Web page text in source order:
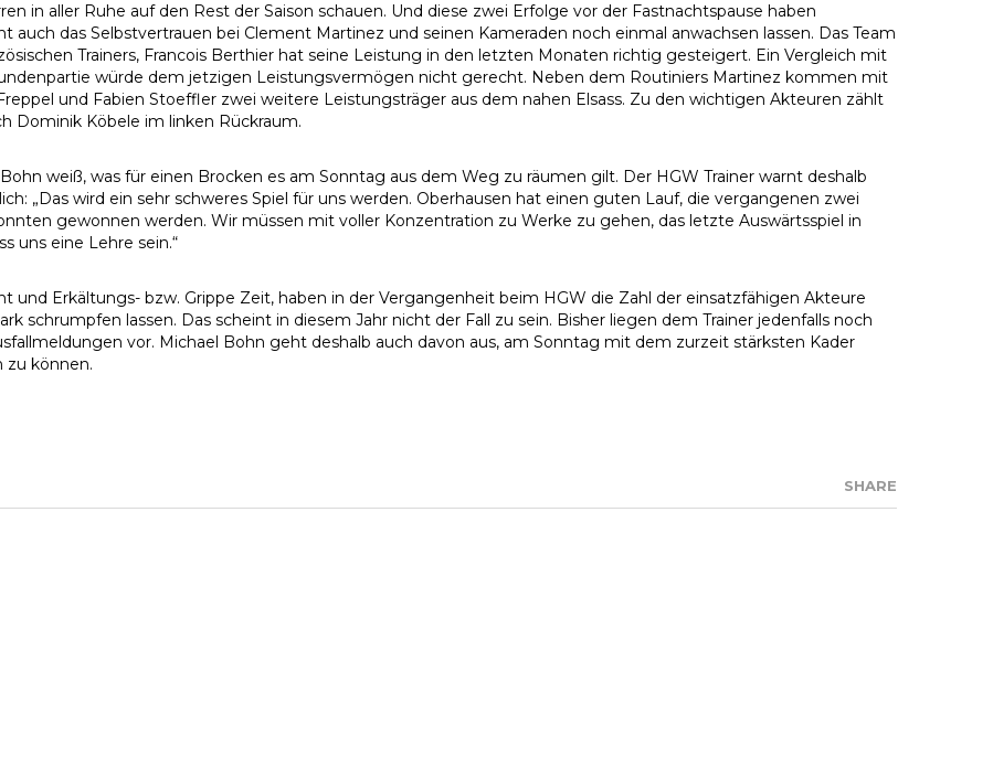
in aller Ruhe auf den Rest der Saison schauen. Und diese zwei Erfolge vor der Fastnachtspause haben
auch das Selbstvertrauen bei Clement Martinez und seinen Kameraden noch einmal anwachsen lassen. Das Team
Trainers, Francois Berthier hat seine Leistung in den letzten Monaten richtig gesteigert. Ein Vergleich mit
würde dem jetzigen Leistungsvermögen nicht gerecht. Neben dem Routiniers Martinez kommen mit
und Fabien Stoeffler zwei weitere Leistungsträger aus dem nahen Elsass. Zu den wichtigen Akteuren zählt
Dominik Köbele im linken Rückraum.
weiß, was für einen Brocken es am Sonntag aus dem Weg zu räumen gilt. Der HGW Trainer warnt deshalb
„Das wird ein sehr schweres Spiel für uns werden. Oberhausen hat einen guten Lauf, die vergangenen zwei
gewonnen werden. Wir müssen mit voller Konzentration zu Werke zu gehen, das letzte Auswärtsspiel in
uns eine Lehre sein.“
und Erkältungs- bzw. Grippe Zeit, haben in der Vergangenheit beim HGW die Zahl der einsatzfähigen Akteure
schrumpfen lassen. Das scheint in diesem Jahr nicht der Fall zu sein. Bisher liegen dem Trainer jedenfalls noch
vor. Michael Bohn geht deshalb auch davon aus, am Sonntag mit dem zurzeit stärksten Kader
zu können.
SHARE